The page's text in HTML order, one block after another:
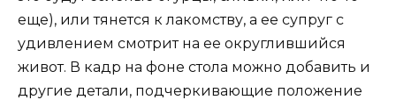
еще), или тянется к лакомству, а ее супруг с
удивлением смотрит на ее округлившийся
живот. В кадр на фоне стола можно добавить и
другие детали, подчеркивающие положение